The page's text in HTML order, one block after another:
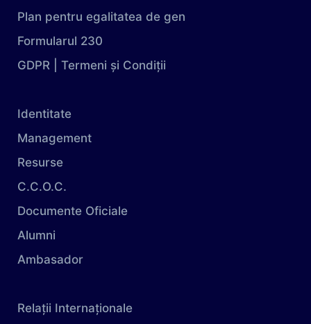
Plan pentru egalitatea de gen
Formularul 230
GDPR | Termeni și Condiții
Identitate
Management
Resurse
C.C.O.C.
Documente Oficiale
Alumni
Ambasador
Relații Internaționale